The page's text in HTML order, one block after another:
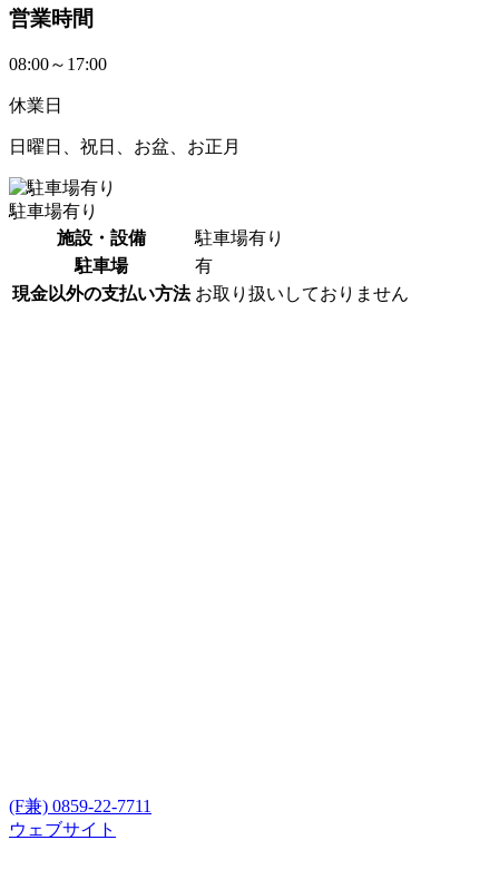
営業時間
08:00～17:00
休業日
日曜日、祝日、お盆、お正月
駐車場有り
施設・設備
駐車場有り
駐車場
有
現金以外の支払い方法 お取り扱いしておりません
(F兼) 0859-22-7711
ウェブサイト